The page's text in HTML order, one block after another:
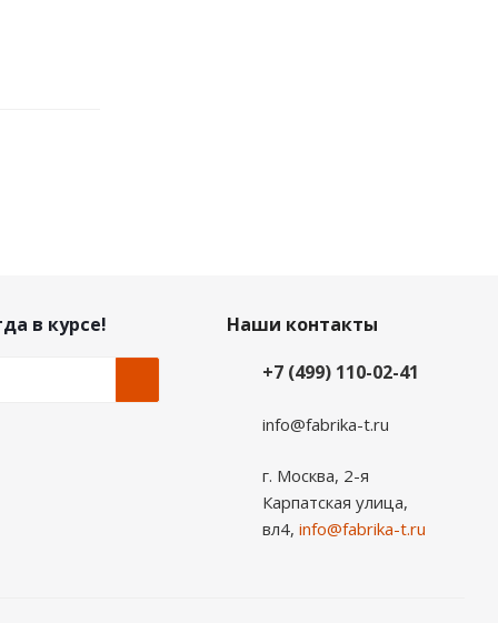
в курсе!
Наши контакты
+7 (499) 110-02-41
info@fabrika-t.ru
г. Москва, 2-я
Карпатская улица,
вл4, info@fabrika-t.ru